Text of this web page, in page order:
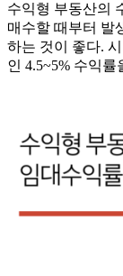
수익형 부동산의
매수할 때부터 발
하는 것이 좋다.
인 4.5~5% 수익